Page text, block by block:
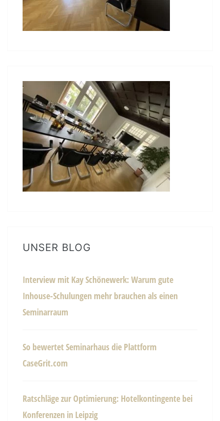
UNSER BLOG
Interview mit Kay Schönewerk: Warum gute
Inhouse-Schulungen mehr brauchen als einen
Seminarraum
So bewertet Seminarhaus die Plattform
CaseGrit.com
Ratschläge zur Optimierung: Hotelkontingente bei
Konferenzen in Leipzig